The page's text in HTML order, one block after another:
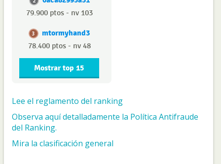
79.900 ptos - nv 103
3 mtormyhand3
78.400 ptos - nv 48
Mostrar top 15
Lee el reglamento del ranking
Observa aquí detalladamente la Política Antifraude
del Ranking.
Mira la clasificación general